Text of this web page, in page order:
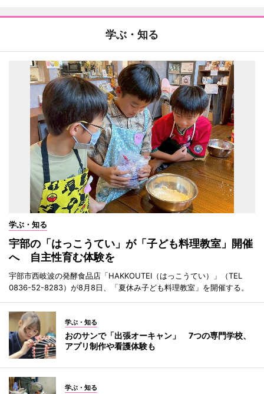
学ぶ・知る
学ぶ・知る
宇部の「はっこうてい」が「子ども料理教室」開催
へ 自主性育む体験を
宇部市西岐波の発酵食品店「HAKKOUTEI（はっこうてい）」（TEL
0836-52-8283）が8月8日、「夏休み子ども料理教室」を開催する。
学ぶ・知る
おのサンで「出張オーキャン」 7つの専門学校、
アプリ制作や看護体験も
学ぶ・知る